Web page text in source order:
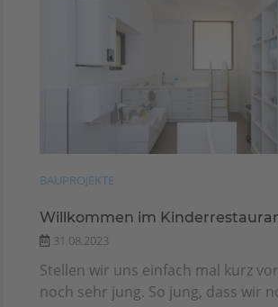
BAUPROJEKTE
Willkommen im
31.08.2023
Stellen wir uns einfach mal kurz
noch sehr jung. So jung, dass wir